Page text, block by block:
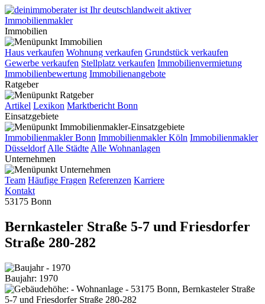
Immobilien
Haus verkaufen Wohnung verkaufen Grundstück verkaufen
Gewerbe verkaufen Stellplatz verkaufen Immobilienvermietung
Immobilienbewertung Immobilienangebote
Ratgeber
Artikel Lexikon Marktbericht Bonn
Einsatzgebiete
Immobilienmakler Bonn Immobilienmakler Köln Immobilienmakler
Düsseldorf Alle Städte Alle Wohnanlagen
Unternehmen
Team Häufige Fragen Referenzen Karriere
Kontakt
53175 Bonn
Bernkasteler Straße 5-7 und Friesdorfer
Straße 280-282
Baujahr: 1970